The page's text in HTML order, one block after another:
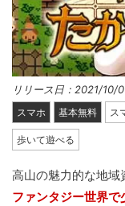
リリース日：2021/10/
スマホ 基本無料 ス
歩いて遊べる
高山の魅力的な地域
ファンタジー世界で